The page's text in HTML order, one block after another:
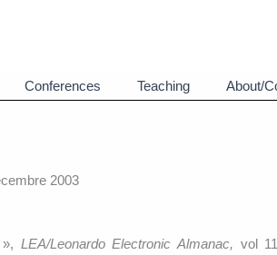
Conferences Teaching About/
2003
LEA/Leonardo Electronic Almanac, vol